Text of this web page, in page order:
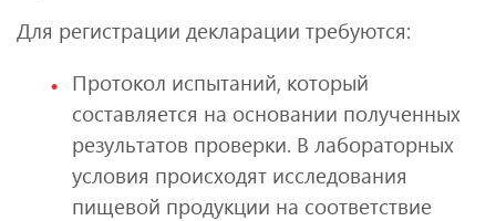
Для регистрации декларации требуются:
Протокол испытаний, который
составляется на основании полученных
результатов проверки. В лабораторных
условия происходят исследования
пищевой продукции на соответствие